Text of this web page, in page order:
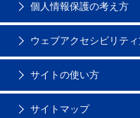
個人情報保護の考え方
ウェブアクセシビリテ
サイトの使い方
サイトマップ